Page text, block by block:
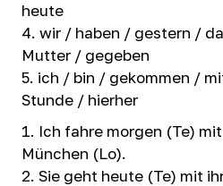
heute
wir / haben / gestern /
Mutter / gegeben
ich / bin / gekommen /
Stunde / hierher
Ich fahre morgen (Te)
München (Lo).
Sie geht heute (Te) mit